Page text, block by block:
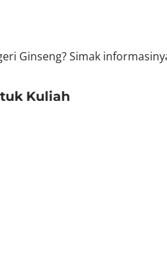
Ginseng? Simak
Kuliah